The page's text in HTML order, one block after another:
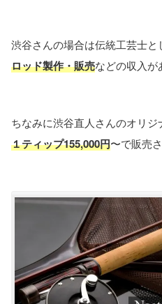
渋谷さんの場合は伝統工芸士
ロッド製作・販売などの収入が
ちなみに渋谷直人さんのオリ
１ティップ155,000円〜で販売